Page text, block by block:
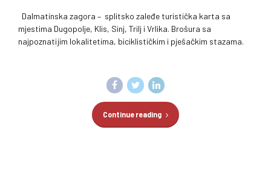
Dalmatinska zagora – splitsko zaleđe turistička karta sa
mjestima Dugopolje, Klis, Sinj, Trilj i Vrlika. Brošura sa
najpoznatijim lokalitetima, biciklističkim i pješačkim stazama.
Continue reading